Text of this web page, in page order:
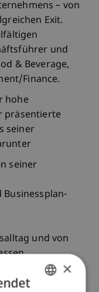
– von
Exit.
und
& Beverage,
Finance.
hohe
präsentierte
seiner
seiner
und von
detaillierte
einen
×